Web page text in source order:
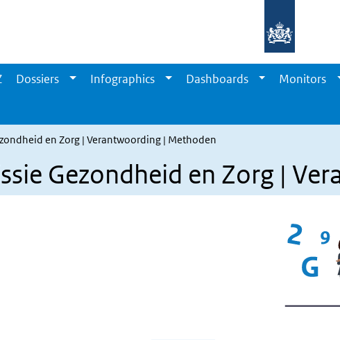
Dossiers Infographics Dashboards
Monitors
en Zorg | Verantwoording | Methoden
Gezondheid en Zorg |